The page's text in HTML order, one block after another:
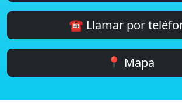
☎️ Llamar por
📍 Mapa